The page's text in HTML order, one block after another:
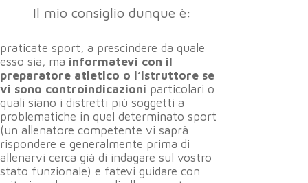
Il mio consiglio dunque è:
praticate sport, a prescindere da quale
esso sia, ma informatevi con il
preparatore atletico o l’istruttore se
vi sono controindicazioni particolari o
quali siano i distretti più soggetti a
problematiche in quel determinato sport
(un allenatore competente vi saprà
rispondere e generalmente prima di
allenarvi cerca già di indagare sul vostro
stato funzionale) e fatevi guidare con